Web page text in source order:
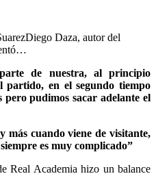
Diego Daza, autor del
de nuestra, al principio
partido, en el segundo tiempo
pero pudimos sacar adelante el
más cuando viene de visitante,
es muy complicado”
Real Academia hizo un balance